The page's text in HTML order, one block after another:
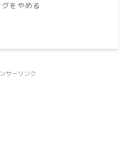
をやめる
サーリンク